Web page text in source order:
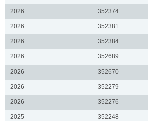
2026 352374
2026 352381
2026 352384
2026 352689
2026 352670
2026 352279
2026 352276
2025 352248